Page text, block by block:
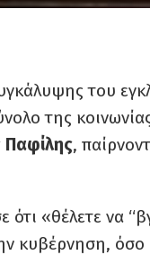
του
της
,
«θέλετε να
κυβέρνηση,